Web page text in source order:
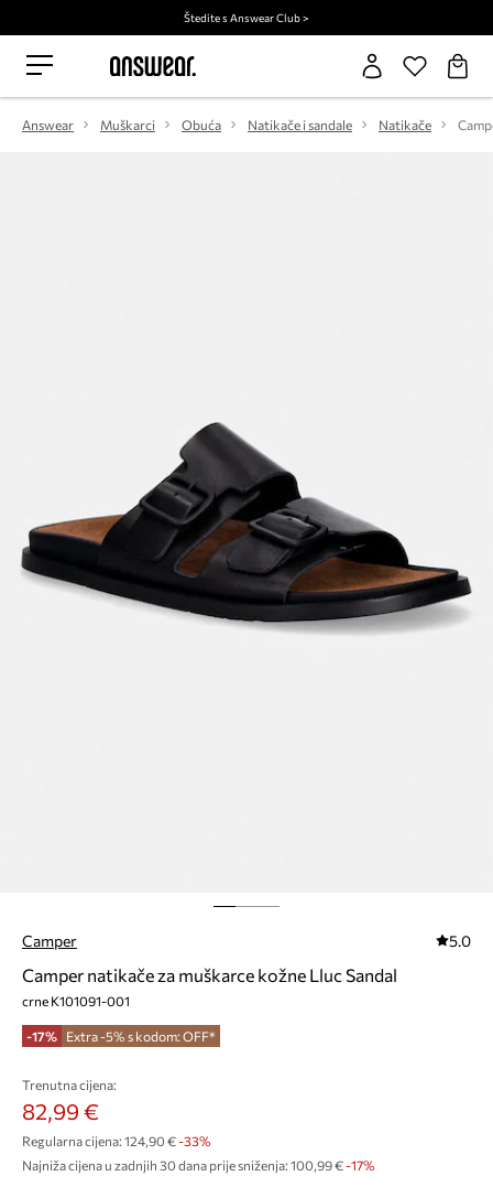
Štedite s Answear Club >
Answear Muškarci Obuća Natikače i sandale Natikače
Camper 5.0
Camper natikače za muškarce kožne Lluc Sandal
crne K101091-001
-17% Extra -5% s kodom: OFF*
Trenutna cijena:
82,99 €
Regularna cijena: 124,90 €-33%
Najniža cijena u zadnjih 30 dana prije sniženja: 100,99 € -17%